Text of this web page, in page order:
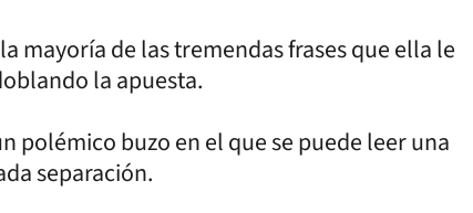
mayoría de las tremendas frases que ella le
la apuesta.
polémico buzo en el que se puede leer una
separación.